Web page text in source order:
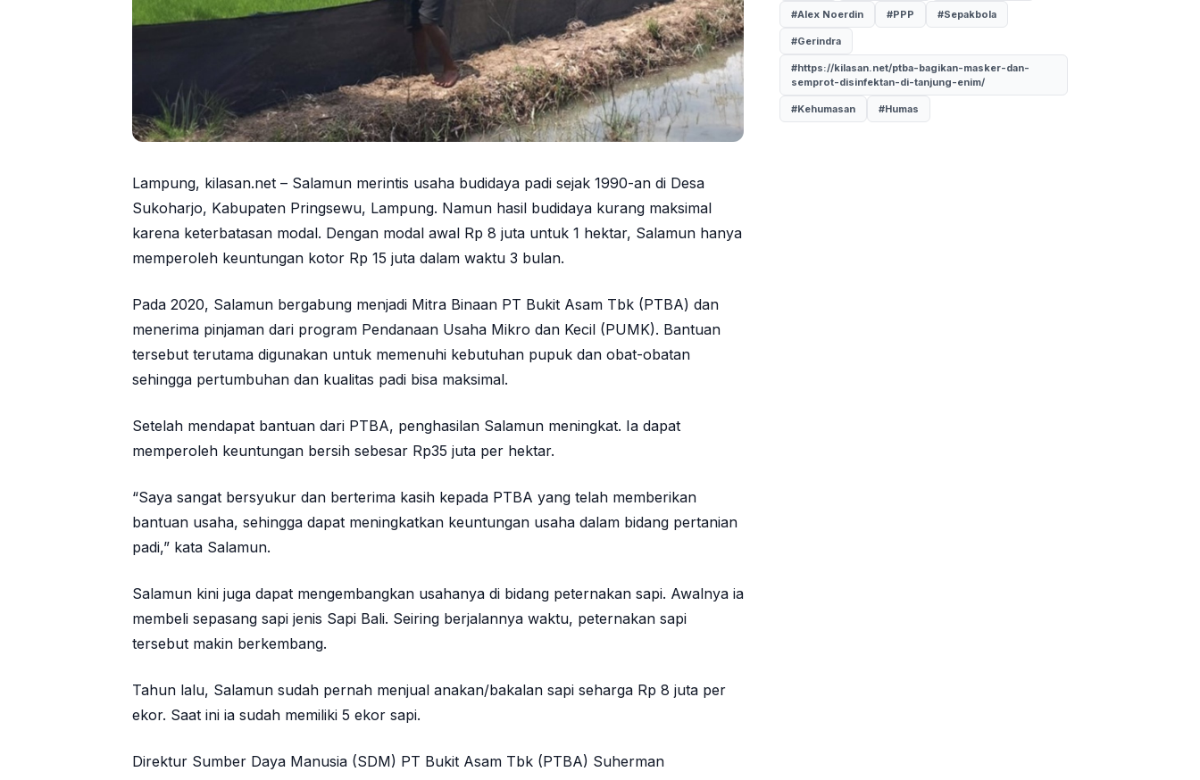
Lampung, kilasan.net – Salamun merintis usaha budidaya padi sejak 1990-an di Desa
Sukoharjo, Kabupaten Pringsewu, Lampung. Namun hasil budidaya kurang maksimal
karena keterbatasan modal. Dengan modal awal Rp 8 juta untuk 1 hektar, Salamun hanya
memperoleh keuntungan kotor Rp 15 juta dalam waktu 3 bulan.
Pada 2020, Salamun bergabung menjadi Mitra Binaan PT Bukit Asam Tbk (PTBA) dan
menerima pinjaman dari program Pendanaan Usaha Mikro dan Kecil (PUMK). Bantuan
tersebut terutama digunakan untuk memenuhi kebutuhan pupuk dan obat-obatan
sehingga pertumbuhan dan kualitas padi bisa maksimal.
Setelah mendapat bantuan dari PTBA, penghasilan Salamun meningkat. Ia dapat
memperoleh keuntungan bersih sebesar Rp35 juta per hektar.
“Saya sangat bersyukur dan berterima kasih kepada PTBA yang telah memberikan
bantuan usaha, sehingga dapat meningkatkan keuntungan usaha dalam bidang pertanian
padi,” kata Salamun.
Salamun kini juga dapat mengembangkan usahanya di bidang peternakan sapi. Awalnya ia
membeli sepasang sapi jenis Sapi Bali. Seiring berjalannya waktu, peternakan sapi
tersebut makin berkembang.
Tahun lalu, Salamun sudah pernah menjual anakan/bakalan sapi seharga Rp 8 juta per
ekor. Saat ini ia sudah memiliki 5 ekor sapi.
Direktur Sumber Daya Manusia (SDM) PT Bukit Asam Tbk (PTBA) Suherman
#Alex Noerdin #PPP #Sepakbola
#Gerindra
#https://kilasan.net/ptba-bagikan-masker-dan-
semprot-disinfektan-di-tanjung-enim/
#Kehumasan #Humas